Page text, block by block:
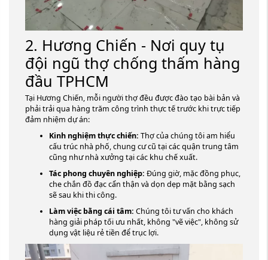
2. Hương Chiến - Nơi quy tụ
đội ngũ thợ chống thấm hàng
đầu TPHCM
Tại Hương Chiến, mỗi người thợ đều được đào tạo bài bản và
phải trải qua hàng trăm công trình thực tế trước khi trực tiếp
đảm nhiệm dự án:
Kinh nghiệm thực chiến: Thợ của chúng tôi am hiểu
cấu trúc nhà phố, chung cư cũ tại các quận trung tâm
cũng như nhà xưởng tại các khu chế xuất.
Tác phong chuyên nghiệp: Đúng giờ, mặc đồng phục,
che chắn đồ đạc cẩn thận và dọn dẹp mặt bằng sạch
sẽ sau khi thi công.
Làm việc bằng cái tâm: Chúng tôi tư vấn cho khách
hàng giải pháp tối ưu nhất, không "vẽ việc", không sử
dụng vật liệu rẻ tiền để trục lợi.